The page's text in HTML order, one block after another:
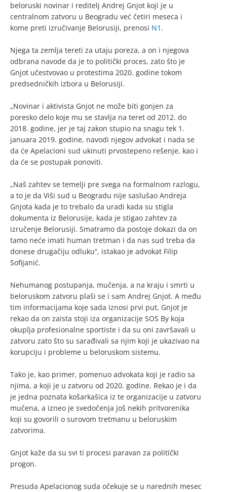
beloruski novinar i reditelj Andrej Gnjot koji je u
centralnom zatvoru u Beogradu već četiri meseca i
kome preti izručivanje Belorusiji, prenosi N1 .
Njega ta zemlja tereti za utaju poreza, a on i njegova
odbrana navode da je to politički proces, zato što je
Gnjot učestvovao u protestima 2020. godine tokom
predsedničkih izbora u Belorusiji.
„Novinar i aktivista Gnjot ne može biti gonjen za
poresko delo koje mu se stavlja na teret od 2012. do
2018. godine, jer je taj zakon stupio na snagu tek 1.
januara 2019. godine, navodi njegov advokat i nada se
da će Apelacioni sud ukinuti prvostepeno rešenje, kao i
da će se postupak ponoviti.
„Naš zahtev se temelji pre svega na formalnom razlogu,
a to je da Viši sud u Beogradu nije saslušao Andreja
Gnjota kada je to trebalo da uradi kada su stigla
dokumenta iz Belorusije, kada je stigao zahtev za
izručenje Belorusiji. Smatramo da postoje dokazi da on
tamo neće imati human tretman i da nas sud treba da
donese drugačiju odluku“, istakao je advokat Filip
Sofijanić.
Nehumanog postupanja, mučenja, a na kraju i smrti u
beloruskom zatvoru plaši se i sam Andrej Gnjot. A među
tim informacijama koje sada iznosi prvi put, Gnjot je
rekao da on zaista stoji iza organizacije SOS By koja
okuplja profesionalne sportiste i da su oni završavali u
zatvoru zato što su sarađivali sa njim koji je ukazivao na
korupciju i probleme u beloruskom sistemu.
Tako je, kao primer, pomenuo advokata koji je radio sa
njima, a koji je u zatvoru od 2020. godine. Rekao je i da
je jedna poznata košarkašica iz te organizacije u zatvoru
mučena, a izneo je svedočenja još nekih pritvorenika
koji su govorili o surovom tretmanu u beloruskim
zatvorima.
Gnjot kaže da su svi ti procesi paravan za politički
progon.
Presuda Apelacionog suda očekuje se u narednih mesec